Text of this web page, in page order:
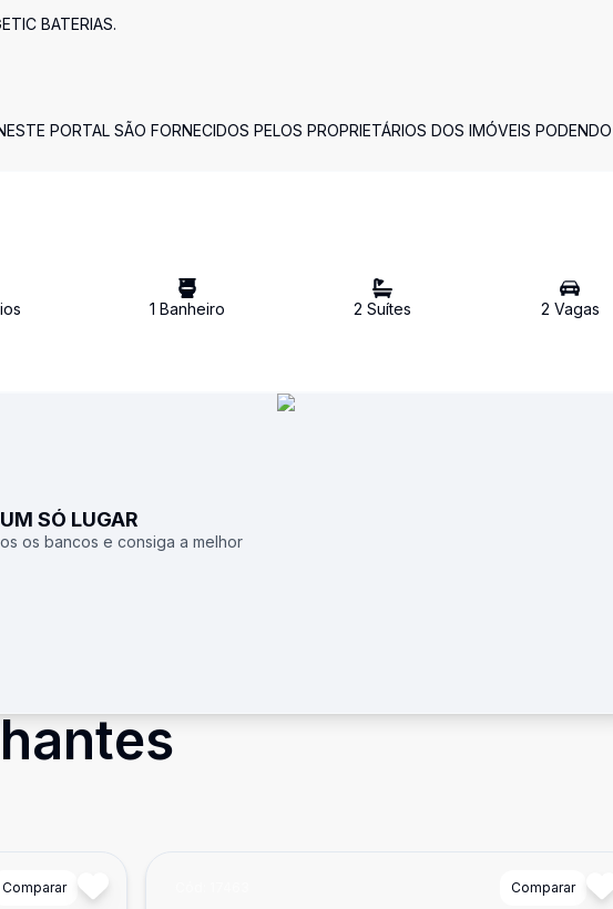
BATERIAS.
PORTAL SÃO FORNECIDOS PELOS PROPRIETÁRIOS DOS IMÓVEIS PODENDO
s 1 Banheiro 2 Suítes 2 Vagas
SÓ LUGAR
os bancos e consiga a melhor
Comparar Comparar